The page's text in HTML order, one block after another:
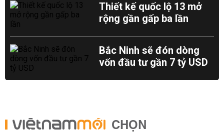
Thiết kế quốc lộ 13 mở
rộng gần gấp ba lần
Bắc Ninh sẽ đón dòng
vốn đầu tư gần 7 tỷ USD
CHỌN